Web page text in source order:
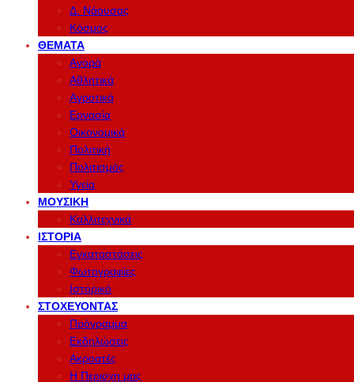
Δ. Νάουσας
Κόσμος
ΘΈΜΑΤΑ
Αγορά
Αθλητικά
Αγροτικά
Εργασία
Οικονομικά
Πολιτική
Πολιτισμός
Υγεία
ΜΟΥΣΙΚΉ
Καλλιτεχνικά
ΙΣΤΟΡΊΑ
Εγκαταστάσεις
Φωτογραφίες
Ιστορικό
ΣΤΟΧΕΎΟΝΤΑΣ
Πρόγραμμα
Εκδηλώσεις
Ακροατές
Η Περιοχη μας